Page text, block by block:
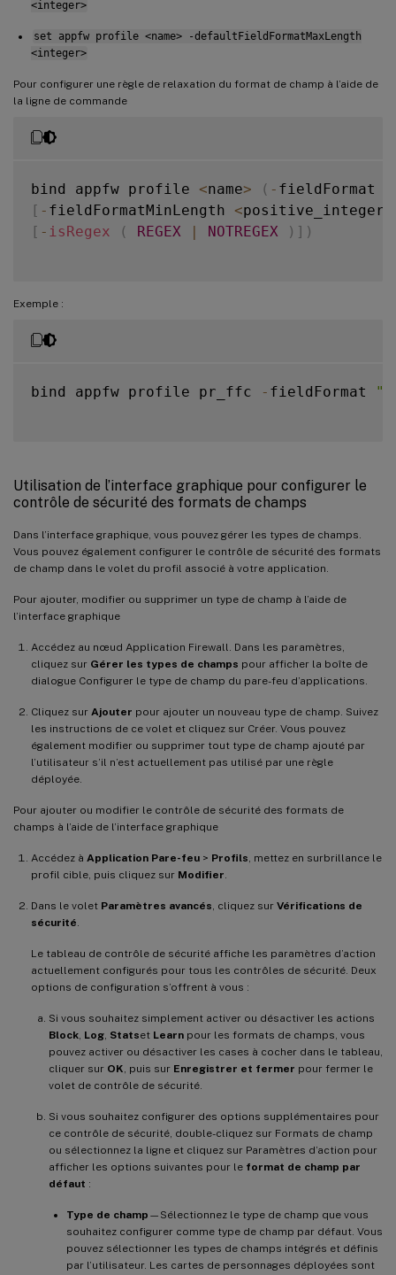
<integer>
set appfw profile <name> -defaultFieldFormatMaxLength
<integer>
Pour configurer une règle de relaxation du format de champ à l’aide de
la ligne de commande
bind appfw profile <name> ( - fieldFormat
[ - fieldFormatMinLength <positive_integer
[ - isRegex ( REGEX | NOTREGEX ) ] )
Exemple :
bind appfw profile pr_ffc - fieldFormat
Utilisation de l’interface graphique pour configurer le
contrôle de sécurité des formats de champs
Dans l’interface graphique, vous pouvez gérer les types de champs.
Vous pouvez également configurer le contrôle de sécurité des formats
de champ dans le volet du profil associé à votre application.
Pour ajouter, modifier ou supprimer un type de champ à l’aide de
l’interface graphique
Accédez au nœud Application Firewall. Dans les paramètres,
cliquez sur Gérer les types de champs pour afficher la boîte de
dialogue Configurer le type de champ du pare-feu d’applications.
Cliquez sur Ajouter pour ajouter un nouveau type de champ. Suivez
les instructions de ce volet et cliquez sur Créer. Vous pouvez
également modifier ou supprimer tout type de champ ajouté par
l’utilisateur s’il n’est actuellement pas utilisé par une règle
déployée.
Pour ajouter ou modifier le contrôle de sécurité des formats de
champs à l’aide de l’interface graphique
Accédez à Application Pare-feu > Profils , mettez en surbrillance le
profil cible, puis cliquez sur Modifier
Dans le volet Paramètres avancés , cliquez sur Vérifications de
sécurité
Le tableau de contrôle de sécurité affiche les paramètres d’action
actuellement configurés pour tous les contrôles de sécurité. Deux
options de configuration s’offrent à vous :
Si vous souhaitez simplement activer ou désactiver les actions
Block Log Statset Learn pour les formats de champs, vous
pouvez activer ou désactiver les cases à cocher dans le tableau,
cliquer sur OK , puis sur Enregistrer et fermer pour fermer le
volet de contrôle de sécurité.
Si vous souhaitez configurer des options supplémentaires pour
ce contrôle de sécurité, double-cliquez sur Formats de champ
ou sélectionnez la ligne et cliquez sur Paramètres d’action pour
afficher les options suivantes pour le format de champ par
défaut :
Type de champ —Sélectionnez le type de champ que vous
souhaitez configurer comme type de champ par défaut. Vous
pouvez sélectionner les types de champs intégrés et définis
par l’utilisateur. Les cartes de personnages déployées sont